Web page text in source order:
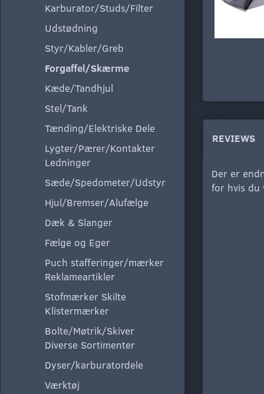
Karburator/Studs/Filter
Udstødning
Styr/Kabler/Greb
Forgaffel/Skærme
Kæde/Tandhjul
Stel/Tank
Tænding/Elektriske Dele
Lygter/Pærer/Kontakter
Ledninger
Sæde/Spedometer/Udstyr
Hjul/Bremser/Alufælge
Dæk & Slanger
Fælge og Eger
Puch stafferinger/mærker
Reklameartikler
Stofmærker Skilte
Klistermærker
Bolte/Møtrik/Skiver
Diverse Sortimenter
Dyser/karburatordele
Værktøj
REVIEWS
Der er
for hvis du